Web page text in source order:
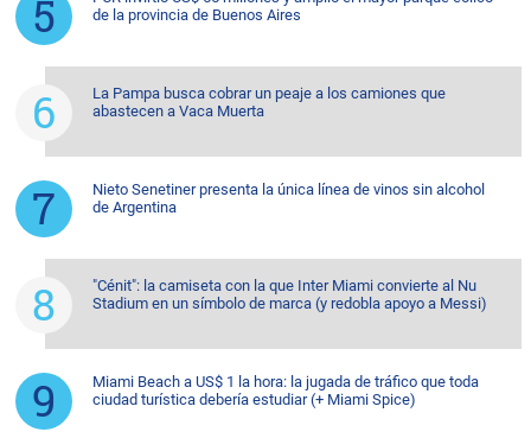
de la provincia de Buenos Aires
La Pampa busca cobrar un peaje a los camiones que
abastecen a Vaca Muerta
Nieto Senetiner presenta la única línea de vinos sin alcohol
de Argentina
"Cénit": la camiseta con la que Inter Miami convierte al Nu
Stadium en un símbolo de marca (y redobla apoyo a Messi)
Miami Beach a US$ 1 la hora: la jugada de tráfico que toda
ciudad turística debería estudiar (+ Miami Spice)